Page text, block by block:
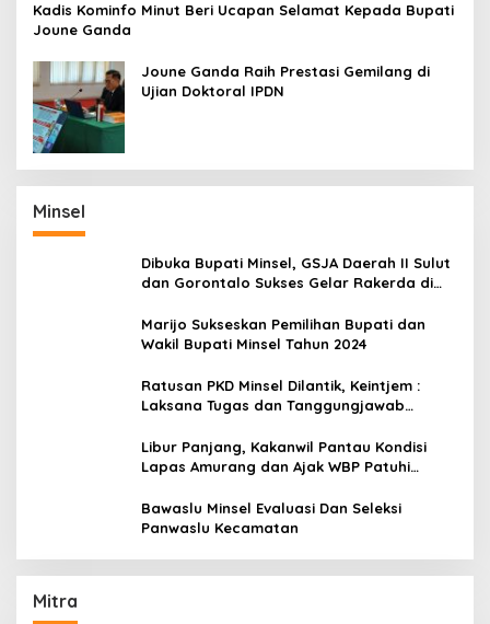
Kadis Kominfo Minut Beri Ucapan Selamat Kepada Bupati
Joune Ganda
Joune Ganda Raih Prestasi Gemilang di
Ujian Doktoral IPDN
Minsel
Dibuka Bupati Minsel, GSJA Daerah II Sulut
dan Gorontalo Sukses Gelar Rakerda di
Marijo Sukseskan Pemilihan Bupati dan
Wakil Bupati Minsel Tahun 2024
Ratusan PKD Minsel Dilantik, Keintjem :
Laksana Tugas dan Tanggungjawab
Libur Panjang, Kakanwil Pantau Kondisi
Lapas Amurang dan Ajak WBP Patuhi
Bawaslu Minsel Evaluasi Dan Seleksi
Panwaslu Kecamatan
Mitra